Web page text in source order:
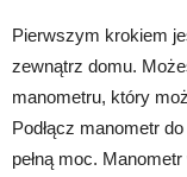
Pierwszym krokiem
zewnątrz domu.
manometru, który
Podłącz manometr
pełną moc.